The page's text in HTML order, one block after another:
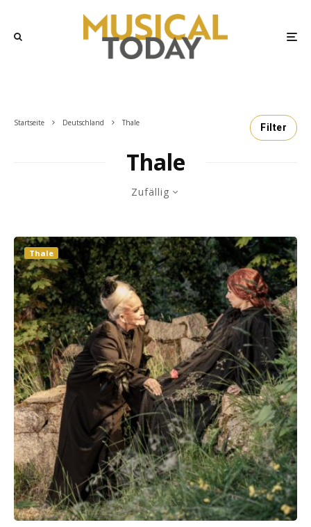
Startseite Deutschland Thale Filter
Thale
Zufällig
Thale